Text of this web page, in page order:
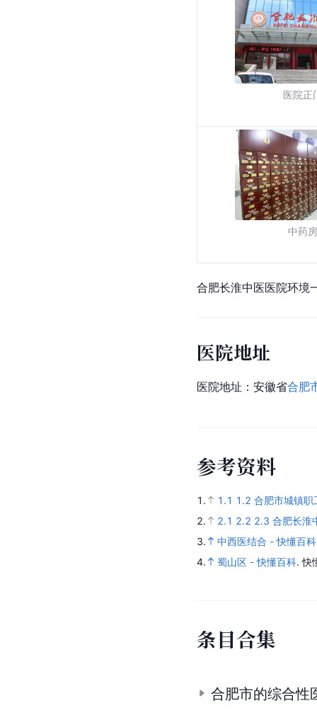
医院正
中药房
合肥长淮中医医院环境
医院地址
医院地址：安徽省合肥
参考资料
1. 1.1 1.2 合肥市城镇职
2.
2.1 2.2 2.3 合肥长淮
3.
中西医结合 - 快懂百科
4.
蜀山区 - 快懂百科.快
条目合集
合肥市的综合性